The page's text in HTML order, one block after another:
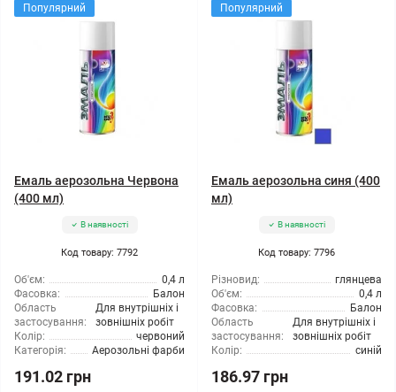
Популярний
Емаль аерозольна Червона
(400 мл)
В наявності
Код товару: 7792
Об'єм:
0,4 л
Фасовка:
Балон
Область
застосування:
Для внутрішніх і
зовнішніх робіт
Колір:
червоний
Категорія:
Аерозольні фарби
191.02 грн
Популярний
Емаль аерозольна синя (400
мл)
В наявності
Код товару: 7796
Різновид:
глянцева
Об'єм:
0,4 л
Фасовка:
Балон
Область
застосування:
Для внутрішніх і
зовнішніх робіт
Колір:
синій
186.97 грн